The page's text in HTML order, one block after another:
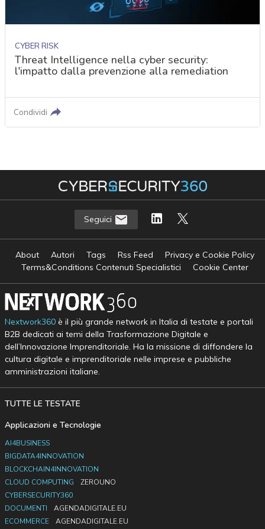
CYBER RISK
Threat Intelligence nella cyber security:
l'impatto dalla prevenzione alla remediation
Condividi
Seguici
About Autori Tags Rss Feed
Privacy e Cookie Policy
Terms&Conditions Contenuti Specialistici
Cookie Center
Nextwork360è il più grande network in Italia di testate e portali
B2B dedicati ai temi della Trasformazione Digitale e
dell’Innovazione Imprenditoriale. Ha la missione di diffondere la
cultura digitale e imprenditoriale nelle imprese e pubbliche
amministrazioni italiane.
TUTTE LE TESTATE
Applicazioni e Tecnologie
AI4BUSINESS
BIGDATA4INNOVATION
BLOCKCHAIN4INNOVATION
CLOUD COMPUTING
ZEROUNO
CYBERSECURITY360
DOCUMENTI
AGENDADIGITALE.EU
ECOMMERCE
AGENDADIGITALE.EU